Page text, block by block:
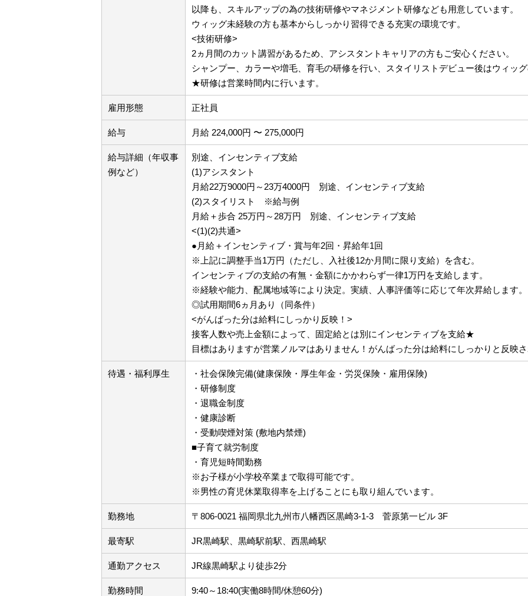
以降も、スキルアップの為の技術研修やマネジメント研修なども用意しています。
ウィッグ未経験の方も基本からしっかり習得できる充実の環境です。
<技術研修>
2ヵ月間のカット講習があるため、アシスタントキャリアの方もご安心ください。
シャンプー、カラーや増毛、育毛の研修を行い、スタイリストデビュー後はウィッ
★研修は営業時間内に行います。
雇用形態 正社員
給与 月給 224,000円 〜 275,000円
給与詳細（年収事
例など）
別途、インセンティブ支給
(1)アシスタント
月給22万9000円～23万4000円 別途、インセンティブ支給
(2)スタイリスト ※給与例
月給＋歩合 25万円～28万円 別途、インセンティブ支給
<(1)(2)共通>
●月給＋インセンティブ・賞与年2回・昇給年1回
※上記に調整手当1万円（ただし、入社後12か月間に限り支給）を含む。
インセンティブの支給の有無・金額にかかわらず一律1万円を支給します。
※経験や能力、配属地域等により決定。実績、人事評価等に応じて年次昇給します。
◎試用期間6ヵ月あり（同条件）
<がんばった分は給料にしっかり反映！>
接客人数や売上金額によって、固定給とは別にインセンティブを支給★
目標はありますが営業ノルマはありません！がんばった分は給料にしっかりと反映
待遇・福利厚生
・社会保険完備(健康保険・厚生年金・労災保険・雇用保険)
・研修制度
・退職金制度
・健康診断
・受動喫煙対策 (敷地内禁煙)
■子育て就労制度
・育児短時間勤務
※お子様が小学校卒業まで取得可能です。
※男性の育児休業取得率を上げることにも取り組んでいます。
勤務地 〒806-0021 福岡県北九州市八幡西区黒崎3-1-3 菅原第一ビル 3F
最寄駅 JR黒崎駅、黒崎駅前駅、西黒崎駅
通勤アクセス JR線黒崎駅より徒歩2分
勤務時間
9:40～18:40(実働8時間/休憩60分)